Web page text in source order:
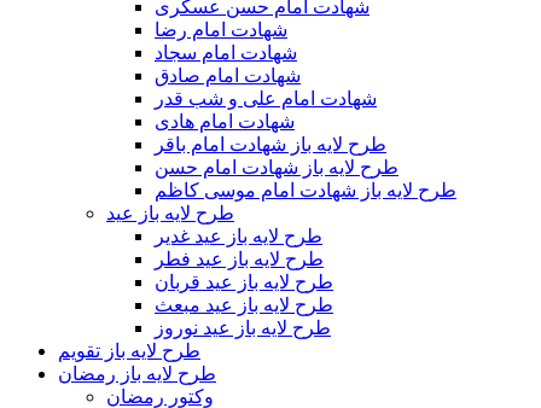
شهادت امام حسن عسکری
شهادت امام رضا
شهادت امام سجاد
شهادت امام صادق
شهادت امام علی و شب قدر
شهادت امام هادی
طرح لایه باز شهادت امام باقر
طرح لایه باز شهادت امام حسن
طرح لایه باز شهادت امام موسی کاظم
طرح لایه باز عید
طرح لایه باز عید غدیر
طرح لایه باز عید فطر
طرح لایه باز عید قربان
طرح لایه باز عید مبعث
طرح لایه باز عید نوروز
طرح لایه باز تقویم
طرح لایه باز رمضان
وکتور رمضان